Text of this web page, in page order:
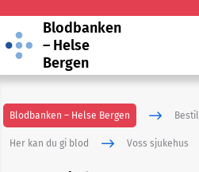
Blodbanken
– Helse
Bergen
Blodbanken – Helse Bergen
Her kan du gi blod Voss sjukehus